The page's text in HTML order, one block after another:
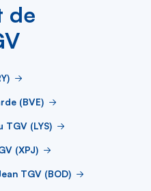
de
(BVE)
(LYS)
(XPJ)
TGV (BOD)